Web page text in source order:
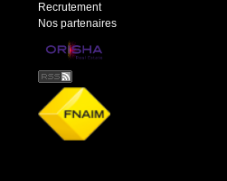
Recrutement
Nos partenaires